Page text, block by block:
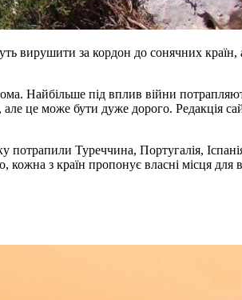
вирушити за кордон до сонячних
Найбільше під вплив війни
це може бути дуже дорого. Редакція
Туреччина, Португалія,
кожна з країн пропонує власні місця